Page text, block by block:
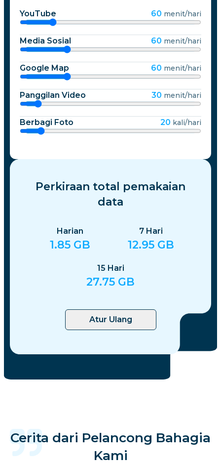
YouTube 60 menit/hari
Media Sosial 60 menit/hari
Google Map 60 menit/hari
Panggilan Video 30 menit/hari
Berbagi Foto 20 kali/hari
Perkiraan total pemakaian
data
Harian
1.85 GB
7 Hari
12.95 GB
15 Hari
27.75 GB
Atur Ulang
Cerita dari Pelancong Bahagia
Kami